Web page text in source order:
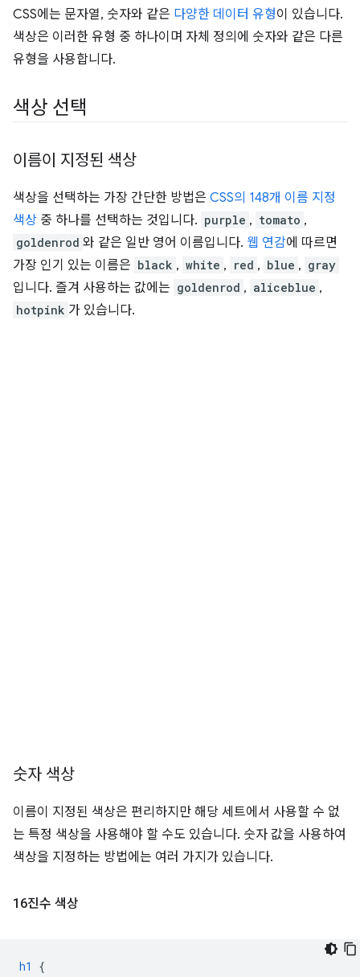
CSS에는 문자열, 숫자와 같은 다양한 데이터 유형이 있습니다.
색상은 이러한 유형 중 하나이며 자체 정의에 숫자와 같은 다른
유형을 사용합니다.
색상 선택
이름이 지정된 색상
색상을 선택하는 가장 간단한 방법은 CSS의 148개 이름 지정
색상 중 하나를 선택하는 것입니다. purple , tomato ,
goldenrod 와 같은 일반 영어 이름입니다. 웹 연감에 따르면
가장 인기 있는 이름은 black , white , red , blue , gray
입니다. 즐겨 사용하는 값에는 goldenrod , aliceblue ,
hotpink 가 있습니다.
숫자 색상
이름이 지정된 색상은 편리하지만 해당 세트에서 사용할 수 없
는 특정 색상을 사용해야 할 수도 있습니다. 숫자 값을 사용하여
색상을 지정하는 방법에는 여러 가지가 있습니다.
16진수 색상
h1
{